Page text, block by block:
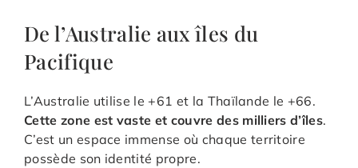
De l’Australie aux îles du
Pacifique
L’Australie utilise le +61 et la Thaïlande le +66.
Cette zone est vaste et couvre des milliers d’îles.
C’est un espace immense où chaque territoire
possède son identité propre.